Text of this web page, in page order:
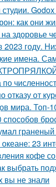
как они
здоровье
году.
имена.
отказу от
мира. Топ-
граненый
23
кофе
выбрать
вы не знали